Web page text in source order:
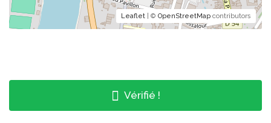
Leaflet | © OpenStreetMap contributors
Vérifié !